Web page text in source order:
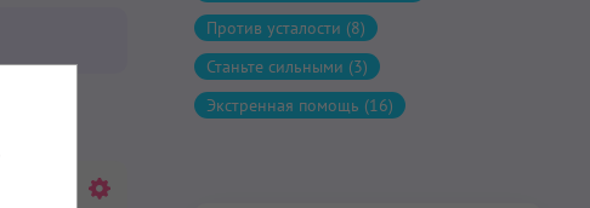
Против усталости (8)
Станьте сильными (3)
Экстренная помощь (16)